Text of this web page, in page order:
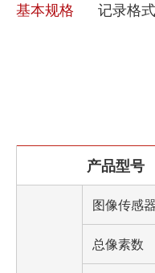
基本规格 记录格式
产品型号
图像传感器
总像素数